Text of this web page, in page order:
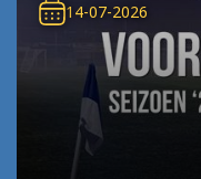
14-07-2026